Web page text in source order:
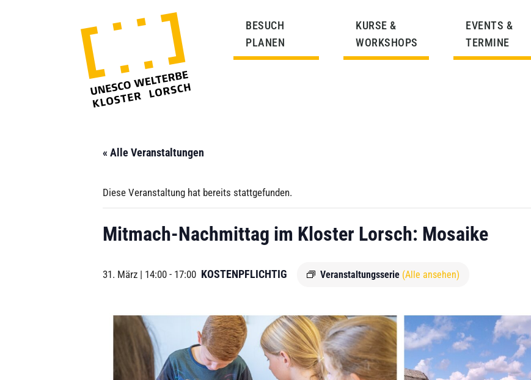
BESUCH
PLANEN
KURSE &
WORKSHOPS
EVENTS &
TERMINE
« Alle Veranstaltungen
Diese Veranstaltung hat bereits stattgefunden.
Mitmach-Nachmittag im Kloster Lorsch: Mosaike
31. März | 14:00 - 17:00 Veranstaltungsserie (Alle ansehen)
KOSTENPFLICHTIG